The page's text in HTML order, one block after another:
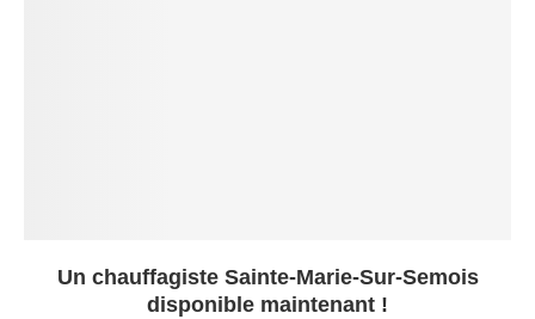
Un chauffagiste Sainte-Marie-Sur-Semois
disponible maintenant !